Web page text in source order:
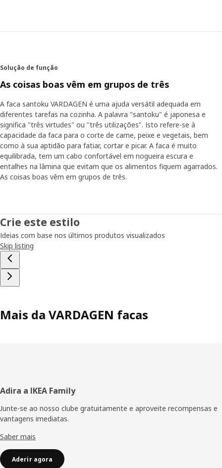
Solução de função
As coisas boas vêm em grupos de três
A faca santoku VARDAGEN é uma ajuda versátil adequada em
diferentes tarefas na cozinha. A palavra "santoku" é japonesa e
significa "três virtudes" ou "três utilizações". Isto refere-se à
capacidade da faca para o corte de carne, peixe e vegetais, bem
como à sua aptidão para fatiar, cortar e picar. A faca é muito
equilibrada, tem um cabo confortável em nogueira escura e
entalhes na lâmina que evitam que os alimentos fiquem agarrados.
As coisas boas vêm em grupos de três.
Crie este estilo
Ideias com base nos últimos produtos visualizados
Skip listing
Mais da VARDAGEN facas
Rodapé
Adira a IKEA Family
Junte-se ao nosso clube gratuitamente e aproveite recompensas e
vantagens imediatas.
Saber mais
Aderir agora